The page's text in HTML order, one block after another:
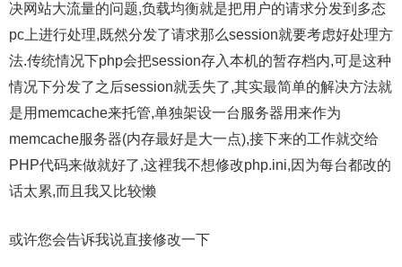
决网站大流量的问题,负载均衡就是把用户的请求分发到多态
pc上进行处理,既然分发了请求那么session就要考虑好处理方
法.传统情况下php会把session存入本机的暂存档内,可是这种
情况下分发了之后session就丢失了,其实最简单的解决方法就
是用memcache来托管,单独架设一台服务器用来作为
memcache服务器(内存最好是大一点),接下来的工作就交给
PHP代码来做就好了,这裡我不想修改php.ini,因为每台都改的
话太累,而且我又比较懒
或许您会告诉我说直接修改一下